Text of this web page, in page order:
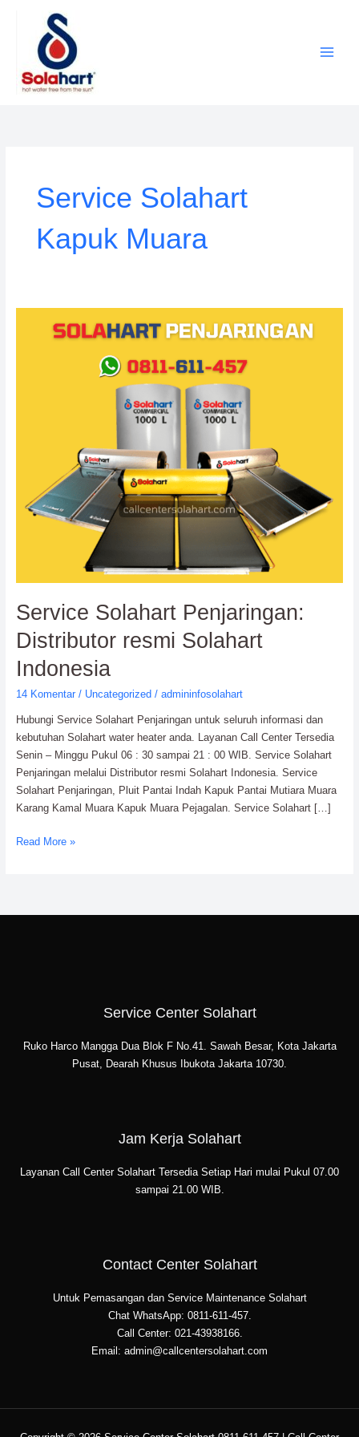
Service Solahart
Kapuk Muara
Service Solahart Penjaringan:
Distributor resmi Solahart
Indonesia
14 Komentar / Uncategorized/ admininfosolahart
Hubungi Service Solahart Penjaringan untuk seluruh informasi dan
kebutuhan Solahart water heater anda. Layanan Call Center Tersedia
Senin – Minggu Pukul 06 : 30 sampai 21 : 00 WIB. Service Solahart
Penjaringan melalui Distributor resmi Solahart Indonesia. Service
Solahart Penjaringan, Pluit Pantai Indah Kapuk Pantai Mutiara Muara
Karang Kamal Muara Kapuk Muara Pejagalan. Service Solahart […]
Solahart
Read More »
Service Center Solahart
Ruko Harco Mangga Dua Blok F No.41. Sawah Besar, Kota Jakarta
Pusat, Dearah Khusus Ibukota Jakarta 10730.
Jam Kerja Solahart
Layanan Call Center Solahart Tersedia Setiap Hari mulai Pukul 07.00
sampai 21.00 WIB.
Contact Center Solahart
Untuk Pemasangan dan Service Maintenance Solahart
Chat WhatsApp: 0811-611-457.
Call Center: 021-43938166.
Email: admin@callcentersolahart.com